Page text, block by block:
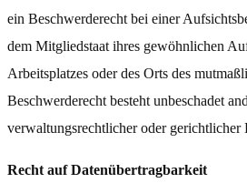
ein Beschwerderecht bei einer
dem Mitgliedstaat ihres gewöhnlichen
Arbeitsplatzes oder des Orts des
Beschwerderecht besteht unbeschadet
verwaltungsrechtlicher oder gerichtlicher
Recht auf Datenübertragbarkeit